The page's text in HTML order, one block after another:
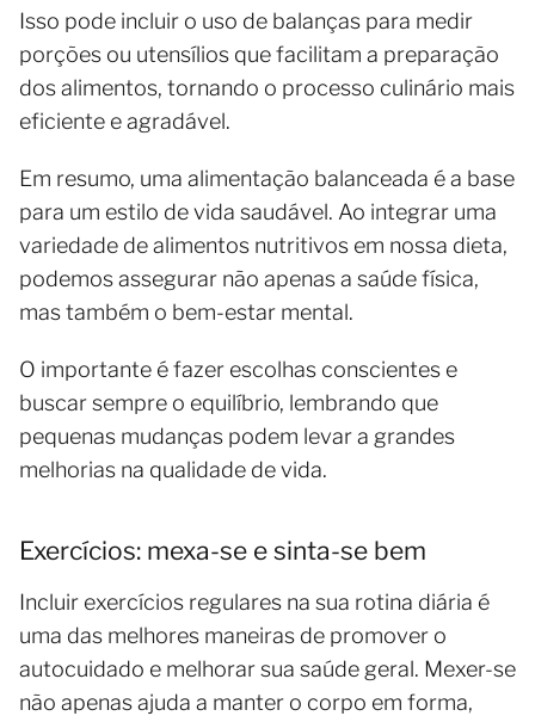
Isso pode incluir o uso de balanças para medir
porções ou utensílios que facilitam a preparação
dos alimentos, tornando o processo culinário mais
eficiente e agradável.
Em resumo, uma alimentação balanceada é a base
para um estilo de vida saudável. Ao integrar uma
variedade de alimentos nutritivos em nossa dieta,
podemos assegurar não apenas a saúde física,
mas também o bem-estar mental.
O importante é fazer escolhas conscientes e
buscar sempre o equilíbrio, lembrando que
pequenas mudanças podem levar a grandes
melhorias na qualidade de vida.
Exercícios: mexa-se e sinta-se bem
Incluir exercícios regulares na sua rotina diária é
uma das melhores maneiras de promover o
autocuidado e melhorar sua saúde geral. Mexer-se
não apenas ajuda a manter o corpo em forma,